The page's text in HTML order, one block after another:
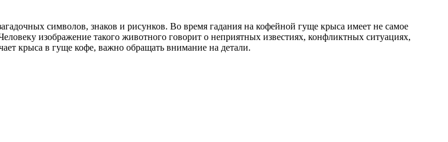
символов, знаков и рисунков. Во время гадания на кофейной гуще крыса имеет не самое
изображение такого животного говорит о неприятных известиях, конфликтных ситуациях,
крыса в гуще кофе, важно обращать внимание на детали.